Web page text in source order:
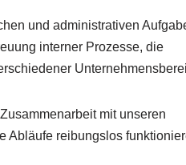
und administrativen
interner Prozesse, die
mit unseren
Abläufe reibungslos